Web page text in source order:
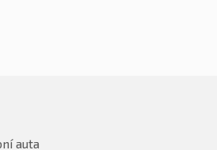
auta